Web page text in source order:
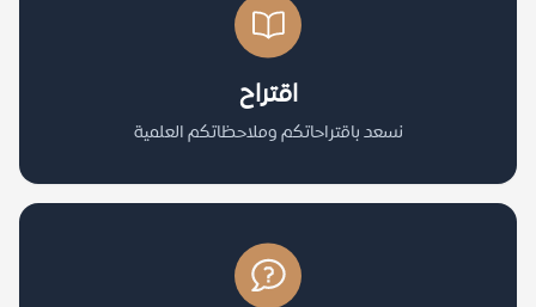
اقتراح
نسعد باقتراحاتكم وملاحظاتكم العلمية